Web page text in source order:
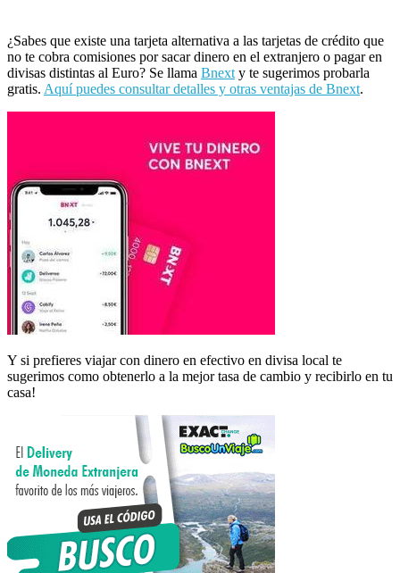
¿Sabes que existe una tarjeta alternativa a las tarjetas de crédito que
no te cobra comisiones por sacar dinero en el extranjero o pagar en
divisas distintas al Euro? Se llama Bnext y te sugerimos probarla
gratis. Aquí puedes consultar detalles y otras ventajas de Bnext.
Y si prefieres viajar con dinero en efectivo en divisa local te
sugerimos como obtenerlo a la mejor tasa de cambio y recibirlo en tu
casa!